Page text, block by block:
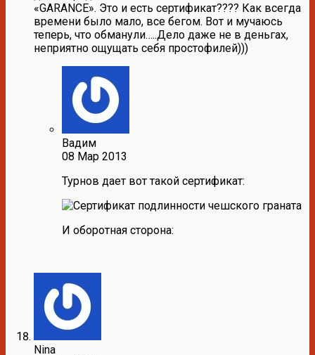
«GARANCE». Это и есть сертификат???? Как всегда
времени было мало, все бегом. Вот и мучаюсь
теперь, что обманули…..Дело даже не в деньгах,
неприятно ощущать себя простофилей)))
Вадим
08 Мар 2013
Турнов дает вот такой сертификат:
И оборотная сторона:
Nina